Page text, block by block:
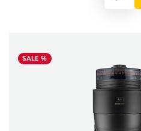
SALE %